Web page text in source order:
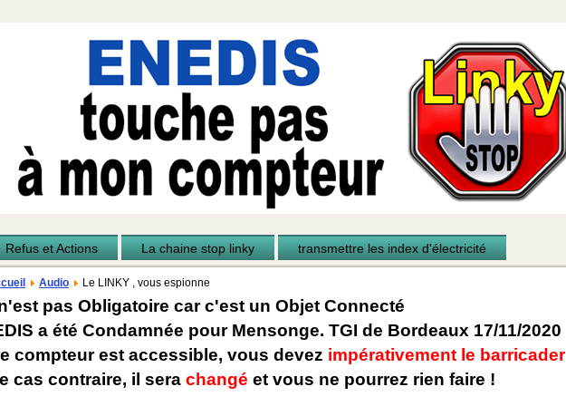
Refus et Actions La chaine stop linky transmettre les index d'électricité
Audio Le LINKY , vous espionne
pas Obligatoire car c'est un Objet Connecté
a été Condamnée pour Mensonge. TGI de Bordeaux 17/11/2020
compteur est accessible, vous devez impérativement le barricader
cas contraire, il sera changé et vous ne pourrez rien faire !